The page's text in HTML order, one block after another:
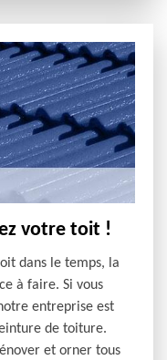
votre toit !
dans le temps, la
à faire. Si vous
entreprise est
de toiture.
et orner tous